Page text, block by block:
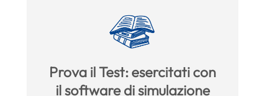
Prova il Test: esercitati con
il software di simulazione